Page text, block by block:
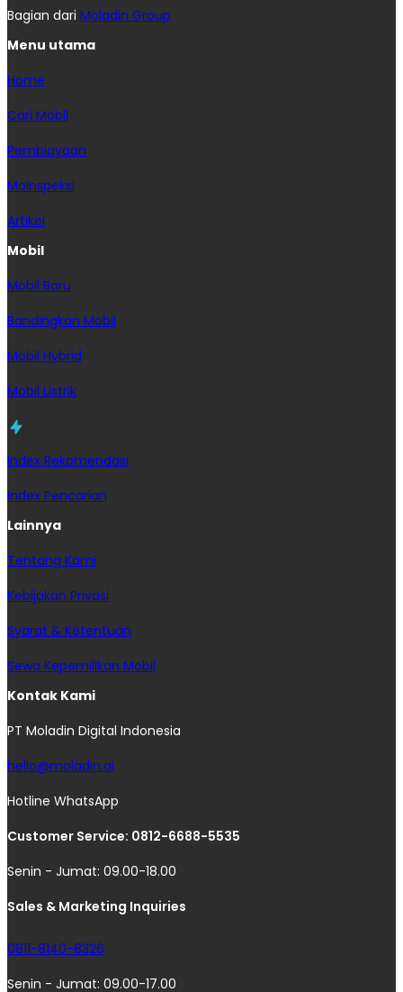
Bagian dari Moladin Group
Menu utama
Home
Cari Mobil
Pembiayaan
MoInspeksi
Artikel
Mobil
Mobil Baru
Bandingkan Mobil
Mobil Hybrid
Mobil Listrik
Index Rekomendasi
Index Pencarian
Lainnya
Tentang Kami
Kebijakan Privasi
Syarat & Ketentuan
Sewa Kepemilikan Mobil
Kontak Kami
PT Moladin Digital Indonesia
hello@moladin.ai
Hotline WhatsApp
Customer Service: 0812-6688-5535
Senin - Jumat: 09.00-18.00
Sales & Marketing Inquiries
0811-8140-8326
Senin - Jumat: 09.00-17.00